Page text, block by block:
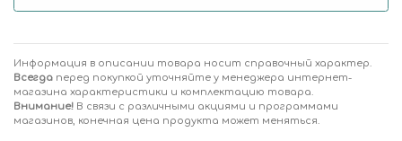
Информация в описании товара носит справочный характер.
Всегда перед покупкой уточняйте у менеджера интернет-
магазина характеристики и комплектацию товара.
Внимание! В связи с различными акциями и программами
магазинов, конечная цена продукта может меняться.